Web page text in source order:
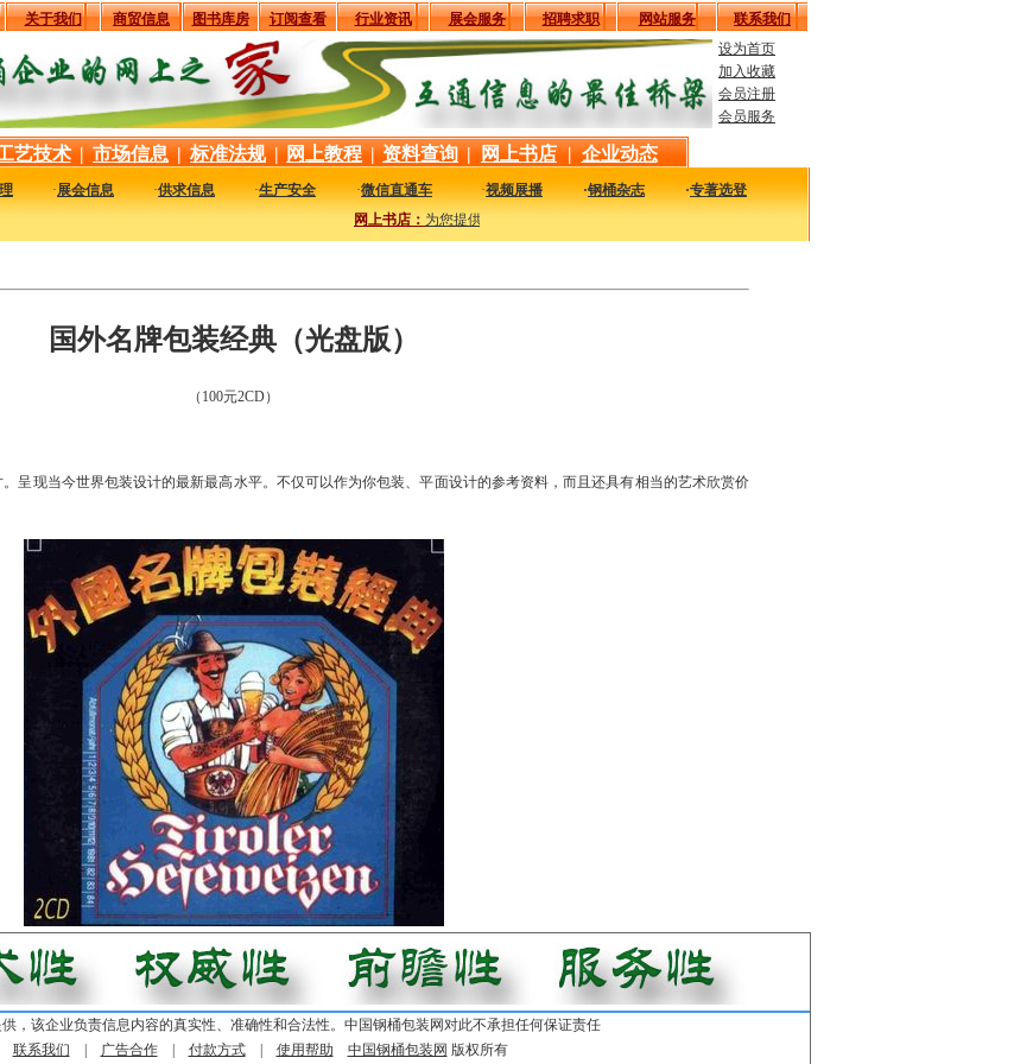
关于我们 商贸信息 图书库房 订阅查看 行业资讯 展会服务 招聘求职 网站服务
联系我们
设为首页
加入收藏
会员注册
会员服务
艺技术 | 市场信息 | 标准法规 | 网上教程 | 资料查询 | 网上书店 | 企业动态
·展会信息 ·供求信息 ·生产安全 ·微信直通车 ·视频展播 ·钢桶杂志 ·专著选登
网上书店：为您提供最新最实用的图书，包括本站编著的图书及国内各组织内部发行的重要图书，以及行
国外名牌包装经典（光盘版）
（100元2CD）
呈现当今世界包装设计的最新最高水平。不仅可以作为你包装、平面设计的参考资料，而且还具有相当的艺术欣赏价
，该企业负责信息内容的真实性、准确性和合法性。中国钢桶包装网对此不承担任何保证责任
联系我们 广告合作| 付款方式| 使用帮助 中国钢桶包装网 版权所有